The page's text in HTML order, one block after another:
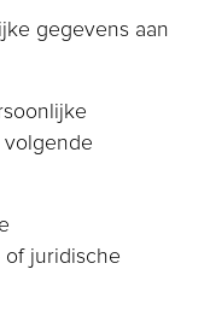
gegevens aan
volgende
of juridische